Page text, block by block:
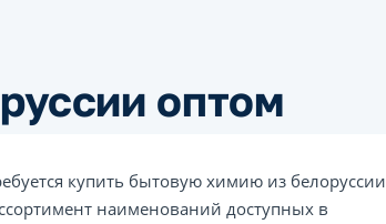
оптом
купить бытовую химию из белоруссии
наименований доступных в